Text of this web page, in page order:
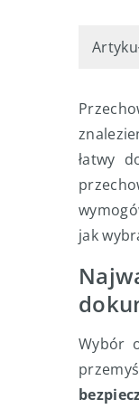
łatwy
jak
Wybór